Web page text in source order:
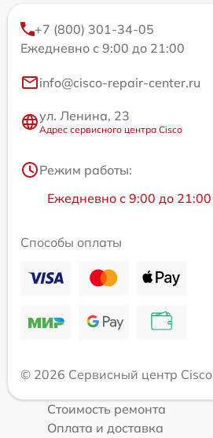
+7 (800) 301-34-05
Ежедневно с 9:00 до 21:00
info@cisco-repair-center.ru
ул. Ленина, 23
Адрес сервисного центра Cisco
Режим работы:
Ежедневно с 9:00 до 21:00
Способы оплаты
© 2026 Сервисный центр Cisco
Стоимость ремонта
Оплата и доставка